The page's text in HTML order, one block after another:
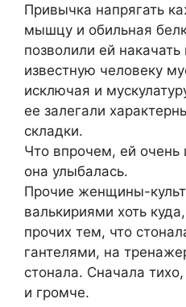
Привычка напрягать
мышцу и обильная
позволили ей
известную человеку
исключая и
ее залегали
складки.
Что впрочем, ей очень
она улыбалась.
Прочие женщины-
валькириями хоть
прочих тем, что
гантелями, на
стонала. Сначала
и громче.